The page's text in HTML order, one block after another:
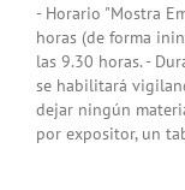
- Horario "Mostra
horas (de forma
las 9.30 horas. -
se habilitará
dejar ningún
por expositor, un